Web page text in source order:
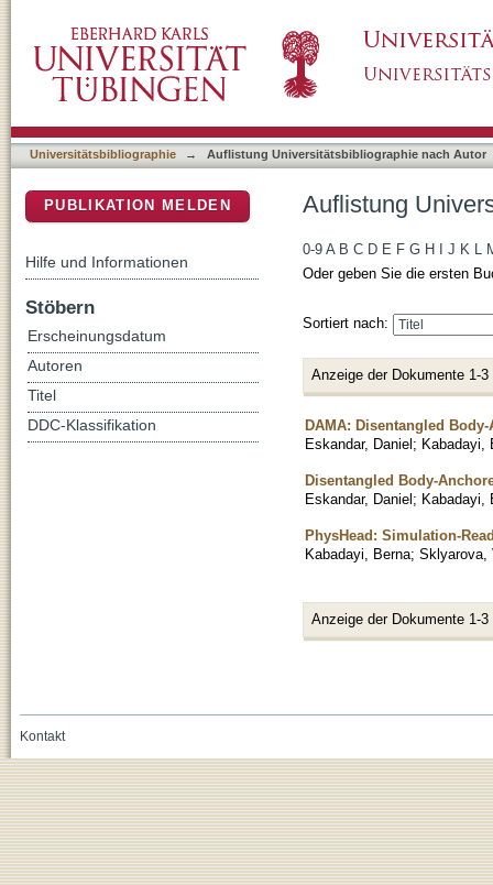
Universitätsbibliographie → Auflistung Universitätsbibliographie nach Autor
Auflistung
0-9 A B C D E F G H J K L
Oder geben Sie die ersten
Sortiert nach:
Anzeige der Dokumente 1-3
DAMA: Disentangled
Eskandar, Daniel; Kabadayi,
Disentangled Body-
Eskandar, Daniel; Kabadayi,
PhysHead: Simulation-
Kabadayi, Berna; Sklyarova,
Anzeige der Dokumente 1-3
PUBLIKATION MELDEN
Hilfe und Informationen
Stöbern
Erscheinungsdatum
Autoren
Titel
DDC-Klassifikation
Kontakt